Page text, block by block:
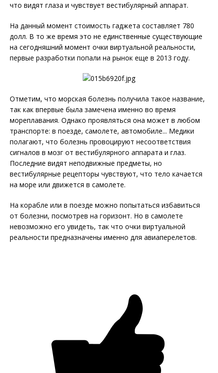
что видят глаза и чувствует вестибулярный аппарат.
На данный момент стоимость гаджета составляет 780
долл. В то же время это не единственные существующие
на сегодняшний момент очки виртуальной реальности,
первые разработки попали на рынок еще в 2013 году.
Отметим, что морская болезнь получила такое название,
так как впервые была замечена именно во время
мореплавания. Однако проявляться она может в любом
транспорте: в поезде, самолете, автомобиле... Медики
полагают, что болезнь провоцируют несоответствия
сигналов в мозг от вестибулярного аппарата и глаз.
Последние видят неподвижные предметы, но
вестибулярные рецепторы чувствуют, что тело качается
на море или движется в самолете.
На корабле или в поезде можно попытаться избавиться
от болезни, посмотрев на горизонт. Но в самолете
невозможно его увидеть, так что очки виртуальной
реальности предназначены именно для авиаперелетов.